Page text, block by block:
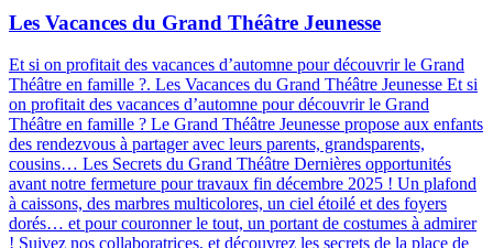
Les Vacances du Grand Théâtre Jeunesse
Et si on profitait des vacances d’automne pour découvrir le Grand
Théâtre en famille ?. Les Vacances du Grand Théâtre Jeunesse Et si
on profitait des vacances d’automne pour découvrir le Grand
Théâtre en famille ? Le Grand Théâtre Jeunesse propose aux enfants
des rendezvous à partager avec leurs parents, grandsparents,
cousins… Les Secrets du Grand Théâtre Dernières opportunités
avant notre fermeture pour travaux fin décembre 2025 ! Un plafond
à caissons, des marbres multicolores, un ciel étoilé et des foyers
dorés… et pour couronner le tout, un portant de costumes à admirer
! Suivez nos collaboratrices, et découvrez les secrets de la place de